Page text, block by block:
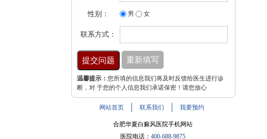
性别： 男 女
联系方式：
温馨提示： 您所填的信息我们将及时反馈给医生进行诊
断，对 于您的个人信息我们承诺保密！请您放心
网站首页 联系我们 我要预约
合肥华夏白癜风医院手机网站
医院电话： 400-688-9875